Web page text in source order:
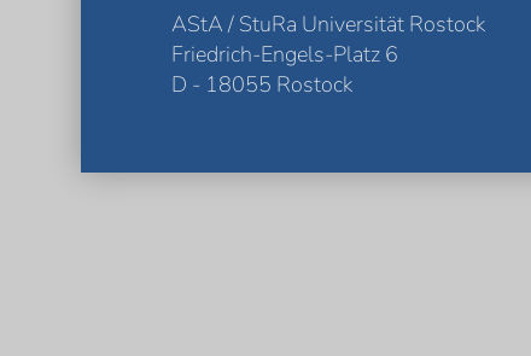
AStA / StuRa Universität Rostock
Friedrich-Engels-Platz 6
D - 18055 Rostock